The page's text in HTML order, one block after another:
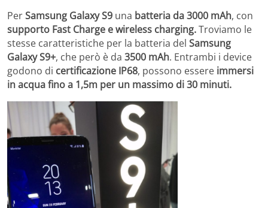
PerSamsung Galaxy S9 una batteria da 3000 mAh, con
supporto Fast Charge e wireless charging.Troviamo le
stesse caratteristiche per la batteria del Samsung
Galaxy S9+, che però è da 3500 mAh. Entrambi i device
godono di certificazione IP68, possono essere immersi
in acqua fino a 1,5m per un massimo di 30 minuti.